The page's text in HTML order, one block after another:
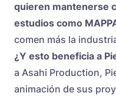
quieren mantenerse
estudios como
comen más la
¿Y esto beneficia a
a Asahi Production,
animación de sus